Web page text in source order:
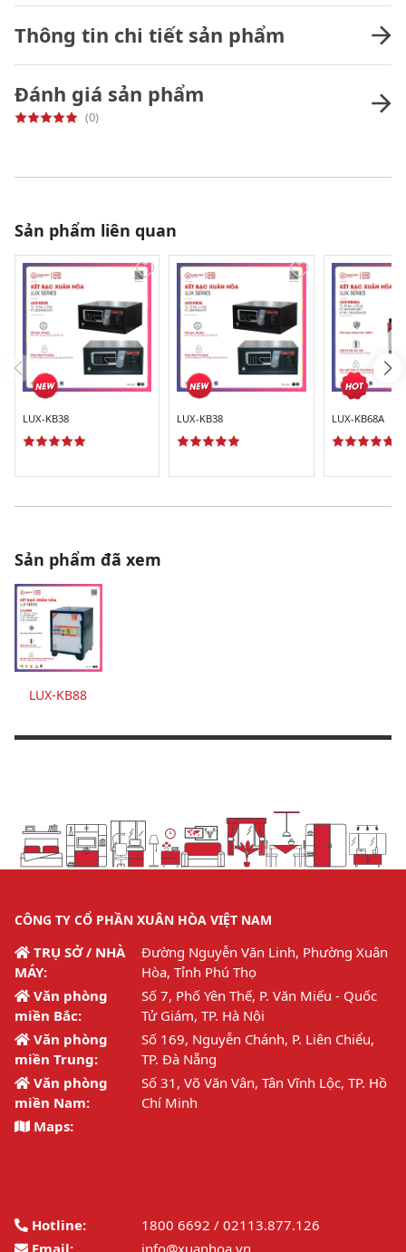
Thông tin chi tiết sản phẩm
Đánh giá sản phẩm
(0)
Sản phẩm liên quan
LUX-KB38 LUX-KB38 LUX-KB68A
Sản phẩm đã xem
LUX-KB88
CÔNG TY CỔ PHẦN XUÂN HÒA VIỆT NAM
TRỤ SỞ / NHÀ
MÁY:
Đường Nguyễn Văn Linh, Phường Xuân
Hòa, Tỉnh Phú Thọ
Văn phòng
miền Bắc:
Số 7, Phố Yên Thế, P. Văn Miếu - Quốc
Tử Giám, TP. Hà Nội
Văn phòng
miền Trung:
Số 169, Nguyễn Chánh, P. Liên Chiểu,
TP. Đà Nẵng
Văn phòng
miền Nam:
Số 31, Võ Văn Vân, Tân Vĩnh Lộc, TP. Hồ
Chí Minh
Maps:
Hotline:
1800 6692 / 02113.877.126